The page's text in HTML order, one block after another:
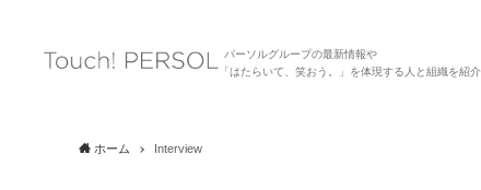
パーソルグループの最新情報や
「はたらいて、笑おう。」を体現する人と組織を紹介
ホーム Interview